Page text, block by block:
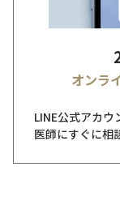
オンラ
LINE公式アカウ
医師にすぐに相